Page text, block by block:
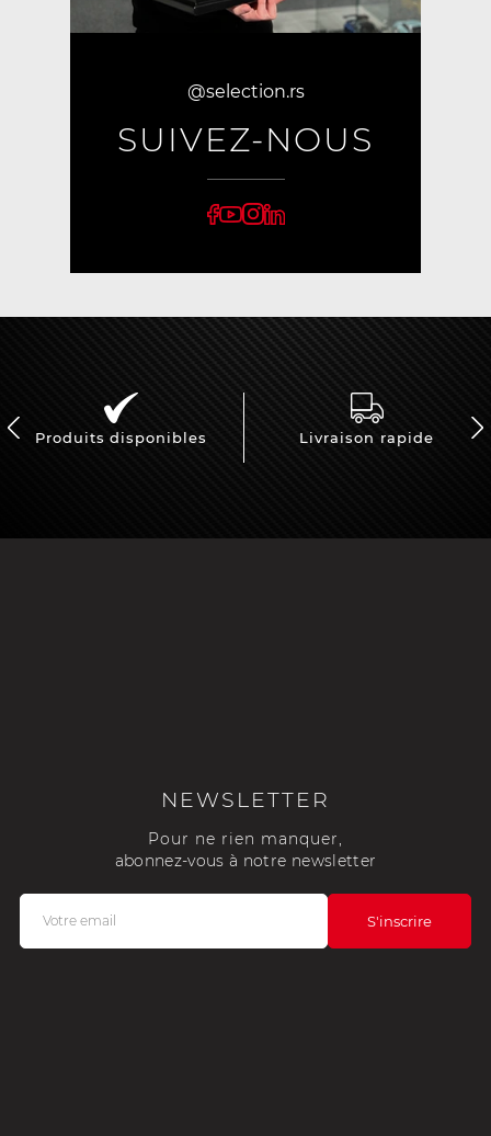
@selection.rs
SUIVEZ-NOUS
Produits disponibles Livraison rapide
NEWSLETTER
Pour ne rien manquer,
abonnez-vous à notre newsletter